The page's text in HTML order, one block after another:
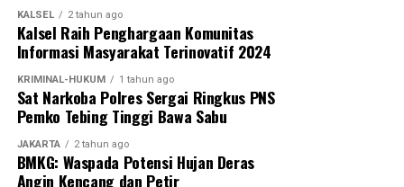
KALSEL 2 tahun ago
Kalsel Raih Penghargaan Komunitas
Informasi Masyarakat Terinovatif 2024
KRIMINAL-HUKUM 1 tahun ago
Sat Narkoba Polres Sergai Ringkus PNS
Pemko Tebing Tinggi Bawa Sabu
JAKARTA 2 tahun ago
BMKG: Waspada Potensi Hujan Deras
Angin Kencang dan Petir